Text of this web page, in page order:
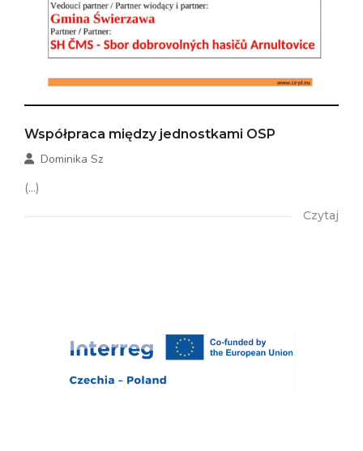
Współpraca między jednostkami OSP
Dominika Sz
(...)
Czytaj